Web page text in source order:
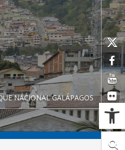
NACIONAL GALÁPAGOS